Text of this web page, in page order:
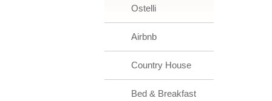
Ostelli
Airbnb
Country House
Bed & Breakfast